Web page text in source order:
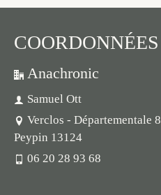
COORDONNÉES
Anachronic
Samuel Ott
Verclos - Départementale 8
Peypin 13124
06 20 28 93 68